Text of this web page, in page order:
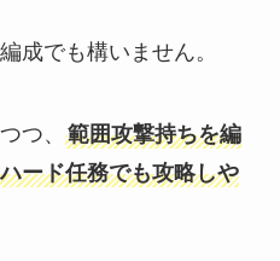
成でも構いません。
つ、 範囲攻撃持ちを編
ード任務でも攻略しや